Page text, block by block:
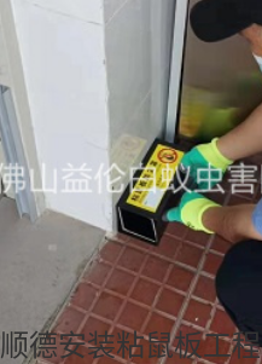
顺德安装粘鼠板工程